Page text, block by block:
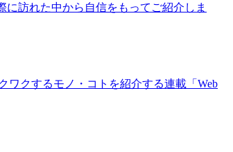
訪れた中から自信をもってご紹介しま
ワクするモノ・コトを紹介する連載「Web